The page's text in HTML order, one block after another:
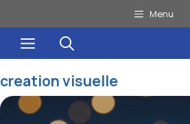
au
contenu
Menu
Menu
creation visuelle